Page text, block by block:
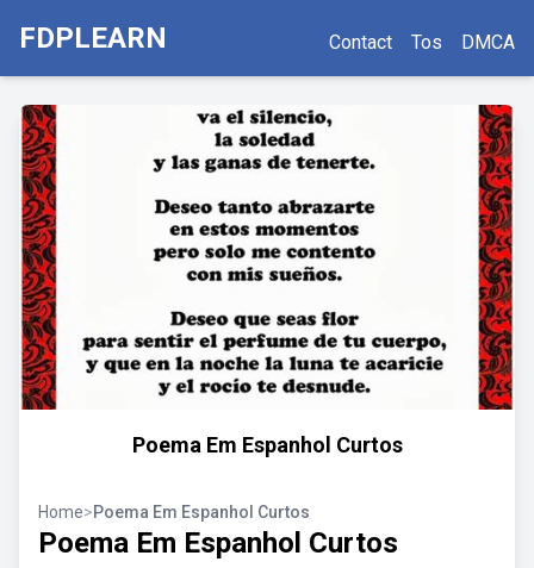
FDPLEARN Contact Tos DMCA
Poema Em Espanhol Curtos
Home>Poema Em Espanhol Curtos
Poema Em Espanhol Curtos